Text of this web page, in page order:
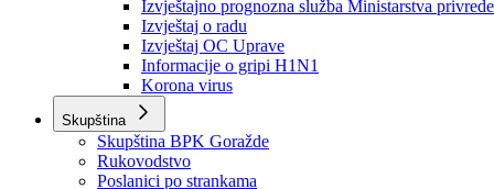
Obavještenja i izvještaji
Obavještenja Vlade
Izvještajno prognozna služba Ministarstva privrede
Izvještaj o radu
Izvještaj OC Uprave
Informacije o gripi H1N1
Korona virus
Skupština